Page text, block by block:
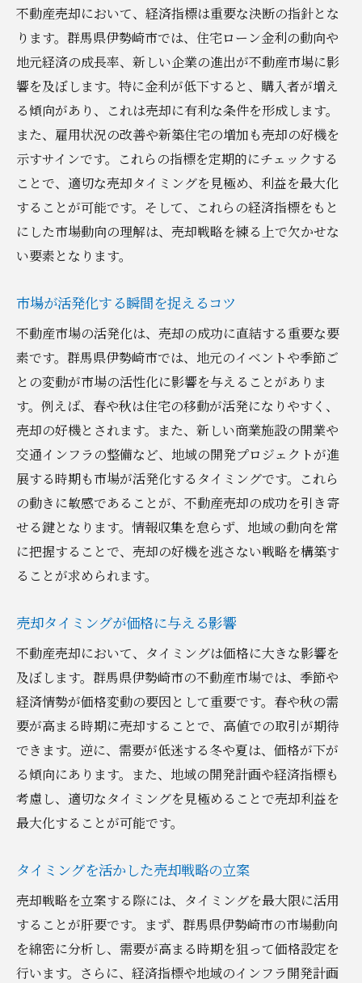
不動産売却において、経済指標は重要な決断の指針とな
ります。群馬県伊勢崎市では、住宅ローン金利の動向や
地元経済の成長率、新しい企業の進出が不動産市場に影
響を及ぼします。特に金利が低下すると、購入者が増え
る傾向があり、これは売却に有利な条件を形成します。
また、雇用状況の改善や新築住宅の増加も売却の好機を
示すサインです。これらの指標を定期的にチェックする
ことで、適切な売却タイミングを見極め、利益を最大化
することが可能です。そして、これらの経済指標をもと
にした市場動向の理解は、売却戦略を練る上で欠かせな
い要素となります。
市場が活発化する瞬間を捉えるコツ
不動産市場の活発化は、売却の成功に直結する重要な要
素です。群馬県伊勢崎市では、地元のイベントや季節ご
との変動が市場の活性化に影響を与えることがありま
す。例えば、春や秋は住宅の移動が活発になりやすく、
売却の好機とされます。また、新しい商業施設の開業や
交通インフラの整備など、地域の開発プロジェクトが進
展する時期も市場が活発化するタイミングです。これら
の動きに敏感であることが、不動産売却の成功を引き寄
せる鍵となります。情報収集を怠らず、地域の動向を常
に把握することで、売却の好機を逃さない戦略を構築す
ることが求められます。
売却タイミングが価格に与える影響
不動産売却において、タイミングは価格に大きな影響を
及ぼします。群馬県伊勢崎市の不動産市場では、季節や
経済情勢が価格変動の要因として重要です。春や秋の需
要が高まる時期に売却することで、高値での取引が期待
できます。逆に、需要が低迷する冬や夏は、価格が下が
る傾向にあります。また、地域の開発計画や経済指標も
考慮し、適切なタイミングを見極めることで売却利益を
最大化することが可能です。
タイミングを活かした売却戦略の立案
売却戦略を立案する際には、タイミングを最大限に活用
することが肝要です。まず、群馬県伊勢崎市の市場動向
を綿密に分析し、需要が高まる時期を狙って価格設定を
行います。さらに、経済指標や地域のインフラ開発計画